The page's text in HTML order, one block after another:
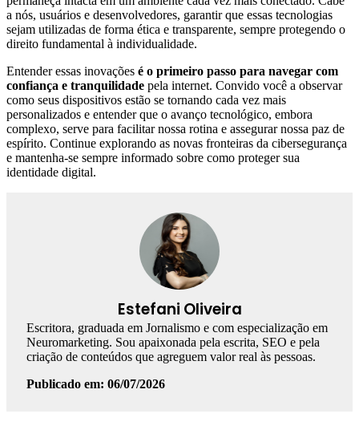
a nós, usuários e desenvolvedores, garantir que essas tecnologias
sejam utilizadas de forma ética e transparente, sempre protegendo o
direito fundamental à individualidade.
Entender essas inovações é o primeiro passo para navegar com
confiança e tranquilidade pela internet. Convido você a observar
como seus dispositivos estão se tornando cada vez mais
personalizados e entender que o avanço tecnológico, embora
complexo, serve para facilitar nossa rotina e assegurar nossa paz de
espírito. Continue explorando as novas fronteiras da cibersegurança
e mantenha-se sempre informado sobre como proteger sua
identidade digital.
Estefani Oliveira
Escritora, graduada em Jornalismo e com especialização em
Neuromarketing. Sou apaixonada pela escrita, SEO e pela
criação de conteúdos que agreguem valor real às pessoas.
Publicado em: 06/07/2026